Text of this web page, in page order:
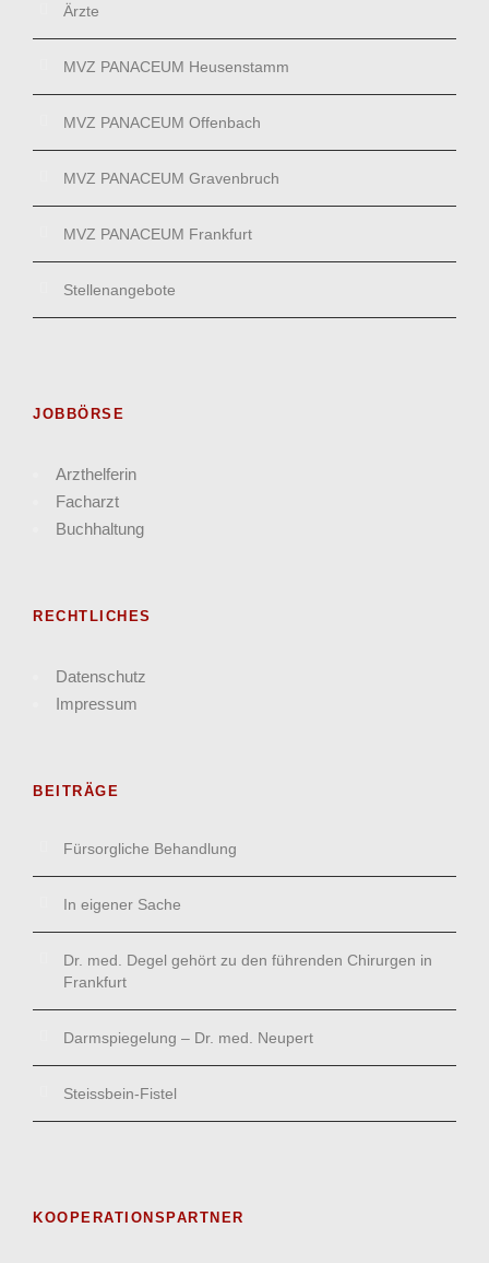
Ärzte
MVZ PANACEUM Heusenstamm
MVZ PANACEUM Offenbach
MVZ PANACEUM Gravenbruch
MVZ PANACEUM Frankfurt
Stellenangebote
JOBBÖRSE
Arzthelferin
Facharzt
Buchhaltung
RECHTLICHES
Datenschutz
Impressum
BEITRÄGE
Fürsorgliche Behandlung
In eigener Sache
Dr. med. Degel gehört zu den führenden Chirurgen in
Frankfurt
Darmspiegelung – Dr. med. Neupert
Steissbein-Fistel
KOOPERATIONSPARTNER